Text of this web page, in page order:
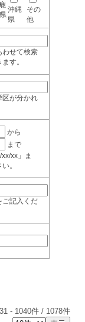
鹿
沖縄
県
その
他
せて検索
す。
が分かれ
から
まで
xx」ま
。
記入くだ
- 1040件 / 1078件